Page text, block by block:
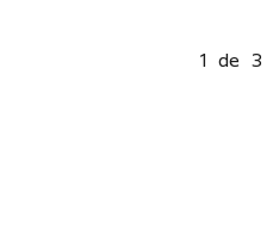
1 de 3